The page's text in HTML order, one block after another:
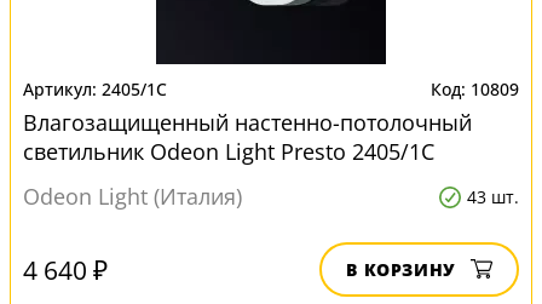
2405/1C 10809
Влагозащищенный настенно-потолочный
светильник Odeon Light Presto 2405/1C
Odeon Light (Италия)
43 шт.
4 640 ₽ В КОРЗИНУ